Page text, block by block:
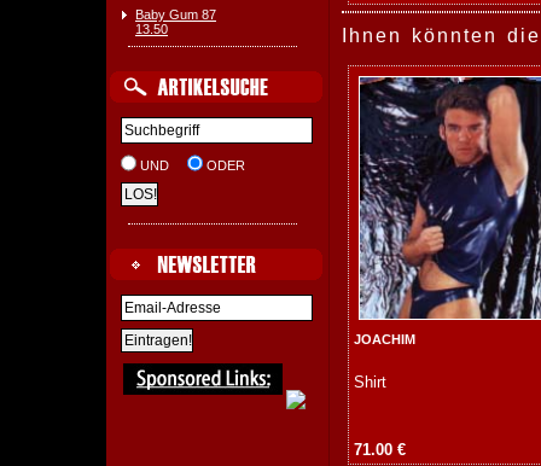
Baby Gum 87
13.50
UND ODER
Ihnen könnten
JOACHIM
Shirt
71.00 €